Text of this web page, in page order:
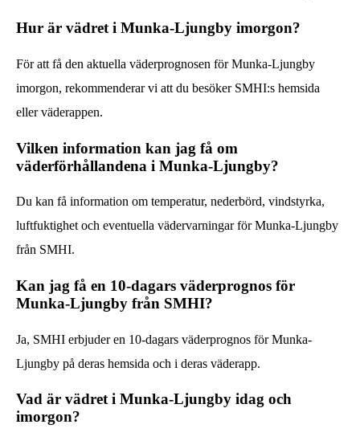
Hur är vädret i Munka-Ljungby imorgon?
För att få den aktuella väderprognosen för Munka-Ljungby
imorgon, rekommenderar vi att du besöker SMHI:s hemsida
eller väderappen.
Vilken information kan jag få om
väderförhållandena i Munka-Ljungby?
Du kan få information om temperatur, nederbörd, vindstyrka,
luftfuktighet och eventuella vädervarningar för Munka-Ljungby
från SMHI.
Kan jag få en 10-dagars väderprognos för
Munka-Ljungby från SMHI?
Ja, SMHI erbjuder en 10-dagars väderprognos för Munka-
Ljungby på deras hemsida och i deras väderapp.
Vad är vädret i Munka-Ljungby idag och
imorgon?